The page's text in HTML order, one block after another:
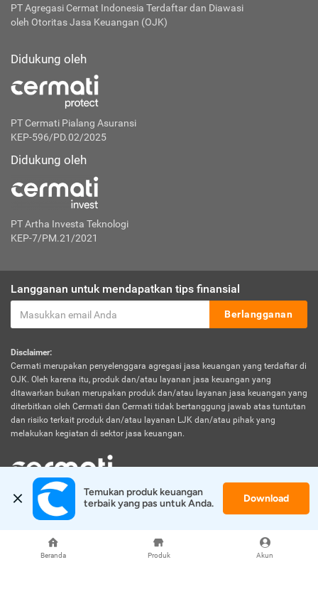
Beranda Produk Akun
PT Agregasi Cermat Indonesia Terdaftar dan Diawasi
oleh Otoritas Jasa Keuangan (OJK)
Didukung oleh
PT Cermati Pialang Asuransi
KEP-596/PD.02/2025
Didukung oleh
PT Artha Investa Teknologi
KEP-7/PM.21/2021
Langganan untuk mendapatkan tips finansial
Berlangganan
Disclaimer:
Cermati merupakan penyelenggara agregasi jasa keuangan yang terdaftar di
OJK. Oleh karena itu, produk dan/atau layanan jasa keuangan yang
ditawarkan bukan merupakan produk dan/atau layanan jasa keuangan yang
diterbitkan oleh Cermati dan Cermati tidak bertanggung jawab atas tuntutan
dan risiko terkait produk dan/atau layanan LJK dan/atau pihak yang
melakukan kegiatan di sektor jasa keuangan.
© 2026 Cermati. All Rights Reserved.
Temukan produk keuangan
terbaik yang pas untuk Anda.
Download